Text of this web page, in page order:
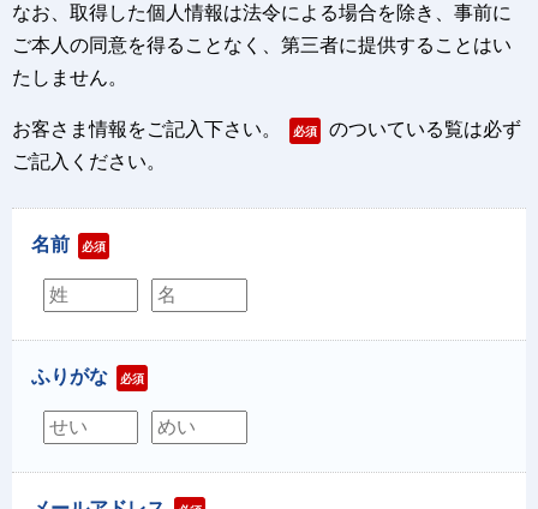
なお、取得した個人情報は法令による場合を除き、事前に
ご本人の同意を得ることなく、第三者に提供することはい
たしません。
お客さま情報をご記入下さい。 必須
のついている覧は必ず
ご記入ください。
名前 必須
ふりがな 必須